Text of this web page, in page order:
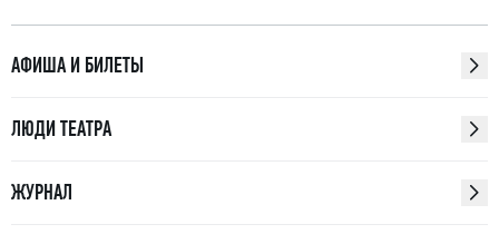
АФИША И БИЛЕТЫ
ЛЮДИ ТЕАТРА
ЖУРНАЛ